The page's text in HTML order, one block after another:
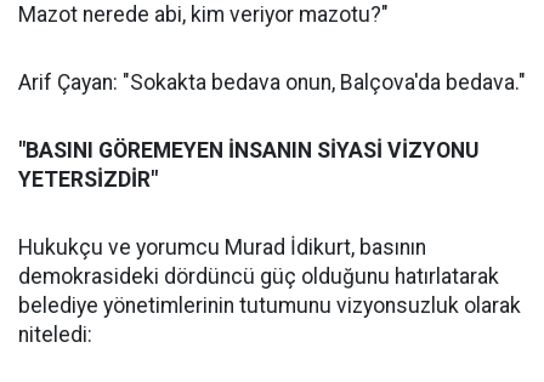
Mazot nerede abi, kim veriyor mazotu?"
Arif Çayan: "Sokakta bedava onun, Balçova'da bedava."
"BASINI GÖREMEYEN İNSANIN SİYASİ VİZYONU
YETERSİZDİR"
Hukukçu ve yorumcu Murad İdikurt, basının
demokrasideki dördüncü güç olduğunu hatırlatarak
belediye yönetimlerinin tutumunu vizyonsuzluk olarak
niteledi: